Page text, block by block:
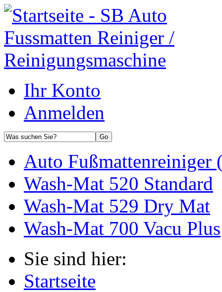
Ihr Konto
Anmelden
Auto Fußmattenreiniger
Wash-Mat 520 Standard
Wash-Mat 529 Dry Mat
Wash-Mat 700 Vacu Plus
Sie sind hier:
Startseite